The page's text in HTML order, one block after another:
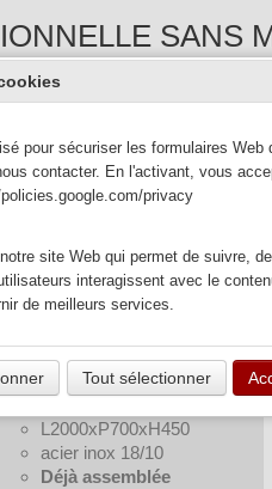
SANS
790 €
HOTTE STATIQUE 2M
L2000xP700xH450
acier inox 18/10
Déjà assemblée
pour sécuriser les formulaires Web
contacter. En l'activant, vous
privacy
site Web qui permet de suivre,
interagissent avec le
de meilleurs services.
Tout sélectionner